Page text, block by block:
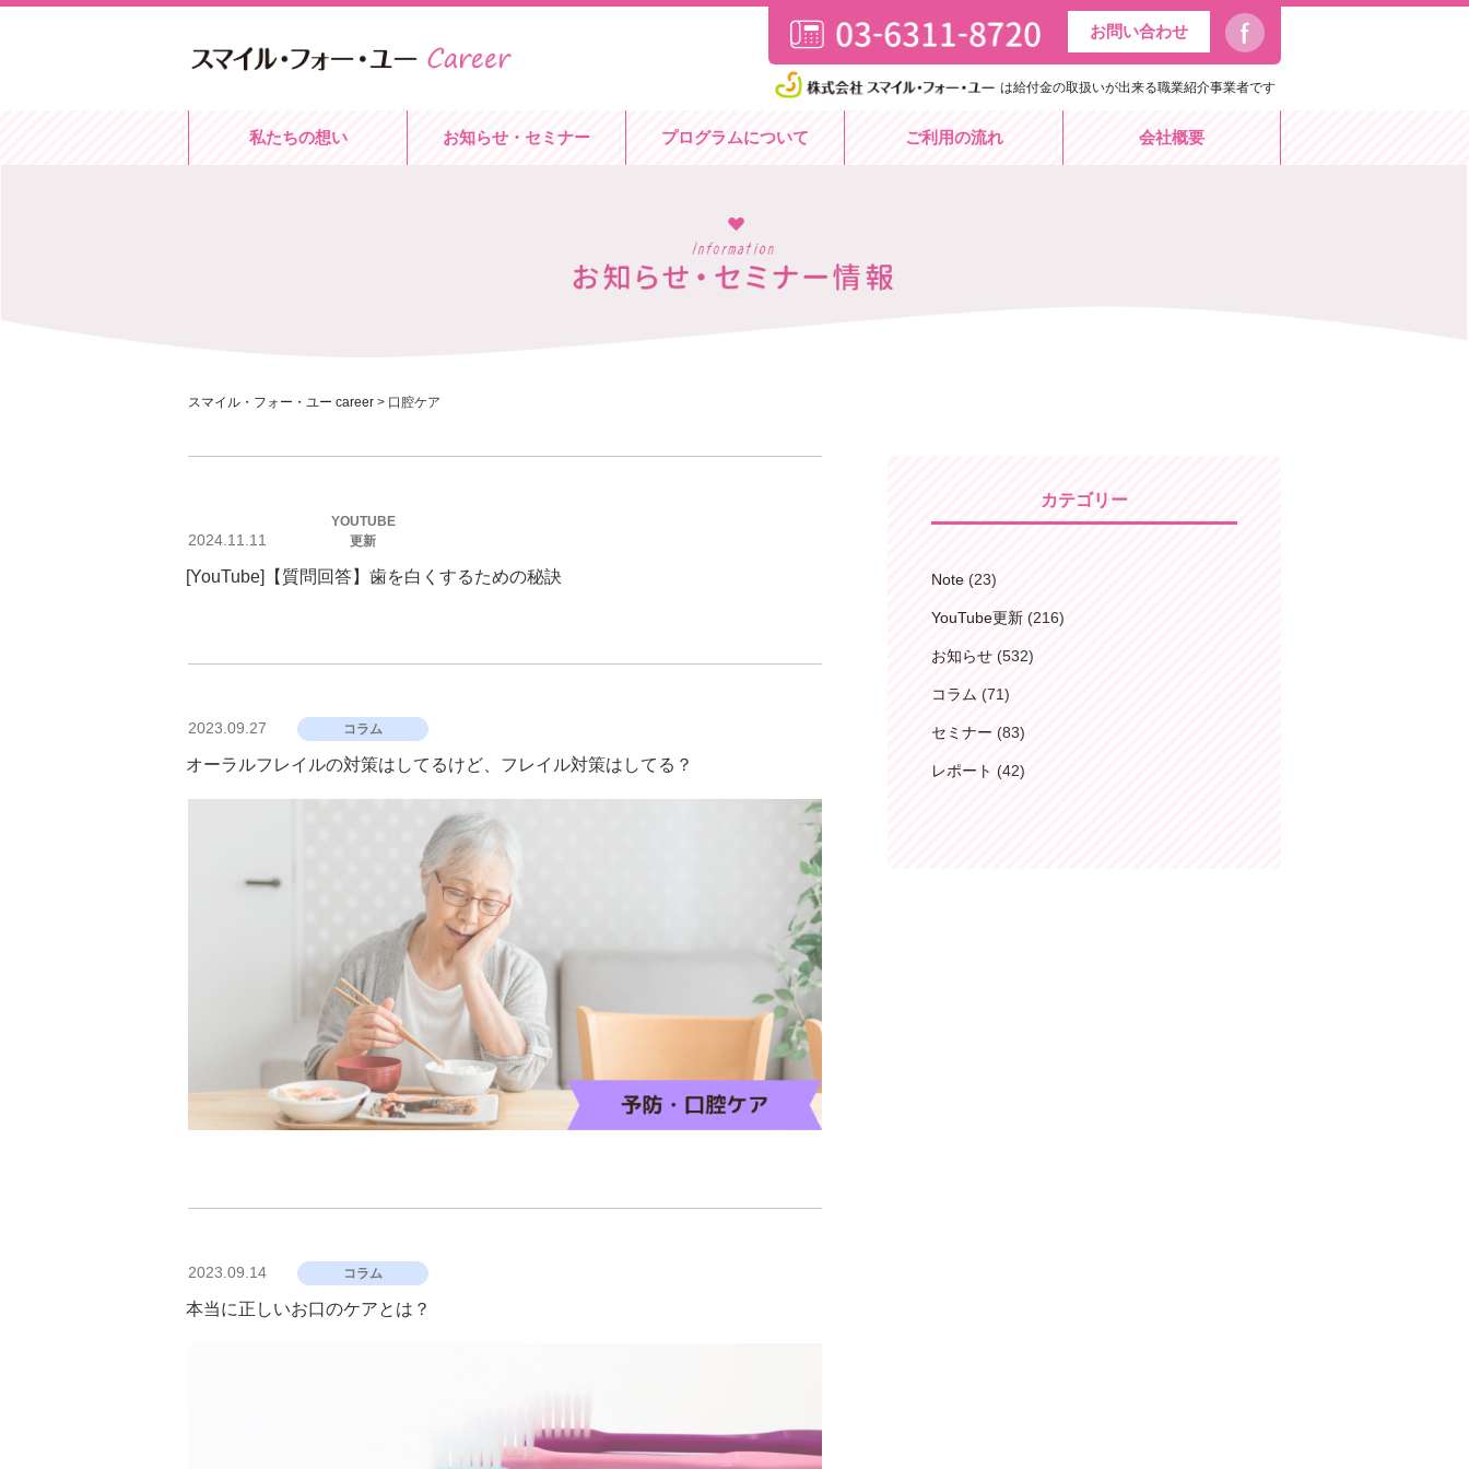
お問い合わせ
は給付金の取扱いが出来る職業紹介事業者です
私たちの想い お知らせ・セミナー プログラムについて ご利用の流れ 会社概要
スマイル・フォー・ユー career > 口腔ケア
稿
2024.11.11
YOUTUBE
更新
[YouTube]【質問回答】歯を白くするための秘訣
投
日:
2023.09.27 コラム
オーラルフレイルの対策はしてるけど、フレイル対策はしてる？
投
日:
2023.09.14 コラム
本当に正しいお口のケアとは？
カテゴリー
Note (23)
YouTube更新 (216)
お知らせ (532)
コラム (71)
セミナー (83)
レポート (42)